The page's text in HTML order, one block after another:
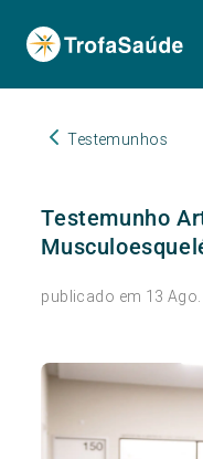
Testemunhos
Testemunho
publicado em 13